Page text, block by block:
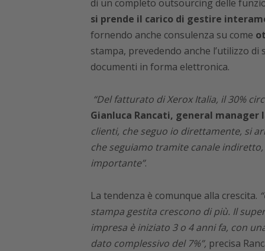
di un completo outsourcing delle
si prende il carico di gestire
fornendo anche consulenza su come
stampa, prevedendo anche l’utilizzo
documenti in forma elettronica.
“Del fatturato di Xerox Italia, il 30%
Gianluca Rancati, general
clienti, che seguo io direttamente, si
che seguiamo tramite canale indiretto,
importante”.
La tendenza è comunque alla crescita.
stampa gestita crescono di più. Il
impresa è iniziato 3 o 4 anni fa, con
dato complessivo del 7%”, precisa